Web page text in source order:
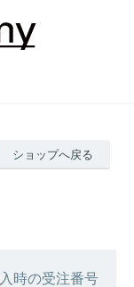
ショップへ戻る
時の受注番号